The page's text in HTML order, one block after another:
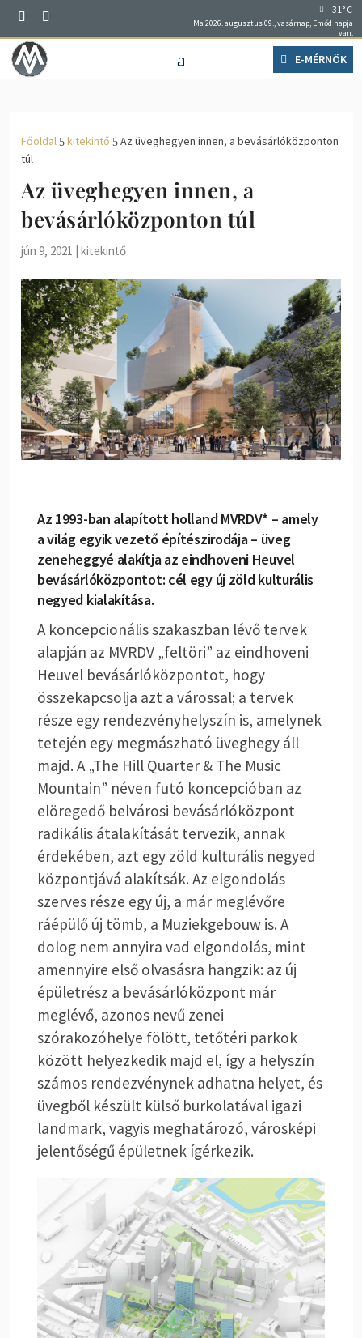
31° C
Ma 2026. augusztus 09., vasárnap, Emőd napja
van.
E-MÉRNÖK
Főoldal 5 kitekintő 5 Az üveghegyen innen, a bevásárlóközponton
túl
Az üveghegyen innen, a
bevásárlóközponton túl
jún 9, 2021 |kitekintő
Az 1993-ban alapított holland MVRDV* – amely
a világ egyik vezető építészirodája – üveg
zeneheggyé alakítja az eindhoveni Heuvel
bevásárlóközpontot: cél egy új zöld kulturális
negyed kialakítása.
A koncepcionális szakaszban lévő tervek
alapján az MVRDV „feltöri” az eindhoveni
Heuvel bevásárlóközpontot, hogy
összekapcsolja azt a várossal; a tervek
része egy rendezvényhelyszín is, amelynek
tetején egy megmászható üveghegy áll
majd. A „The Hill Quarter & The Music
Mountain” néven futó koncepcióban az
elöregedő belvárosi bevásárlóközpont
radikális átalakítását tervezik, annak
érdekében, azt egy zöld kulturális negyed
központjává alakítsák. Az elgondolás
szerves része egy új, a már meglévőre
ráépülő új tömb, a Muziekgebouw is. A
dolog nem annyira vad elgondolás, mint
amennyire első olvasásra hangzik: az új
épületrész a bevásárlóközpont már
meglévő, azonos nevű zenei
szórakozóhelye fölött, tetőtéri parkok
között helyezkedik majd el, így a helyszín
számos rendezvénynek adhatna helyet, és
üvegből készült külső burkolatával igazi
landmark, vagyis meghatározó, városképi
jelentőségű épületnek ígérkezik.